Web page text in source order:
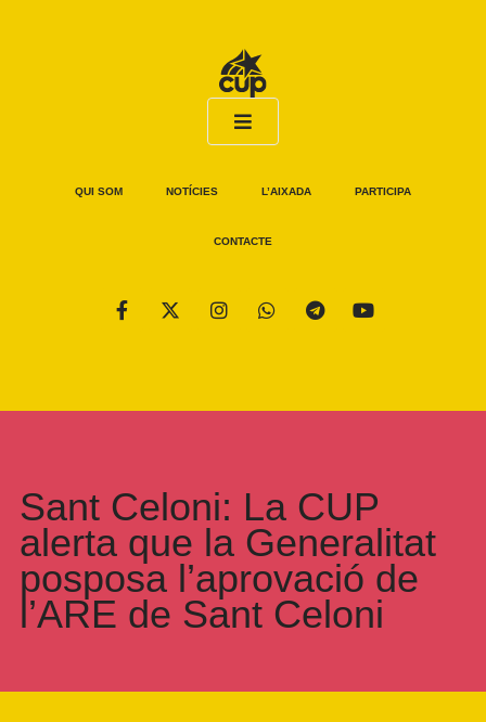
QUI SOM NOTÍCIES L’AIXADA PARTICIPA
CONTACTE
Sant Celoni: La CUP
alerta que la Generalitat
posposa l’aprovació de
l’ARE de Sant Celoni